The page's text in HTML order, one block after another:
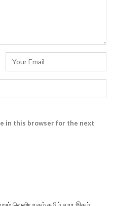
in this browser for the next
வெளியாகும் தமிழ் வார இதழ்